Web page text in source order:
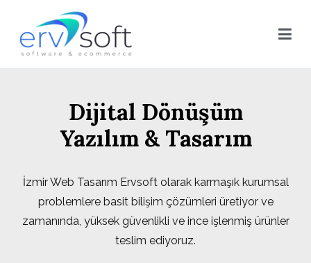
Dijital Dönüşüm
Yazılım & Tasarım
İzmir Web Tasarım Ervsoft olarak karmaşık kurumsal
problemlere basit bilişim çözümleri üretiyor ve
zamanında, yüksek güvenlikli ve ince işlenmiş ürünler
teslim ediyoruz.